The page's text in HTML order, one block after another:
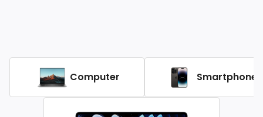
Computer Smartphones